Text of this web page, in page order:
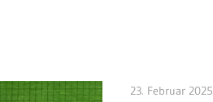
23. Februar 2025